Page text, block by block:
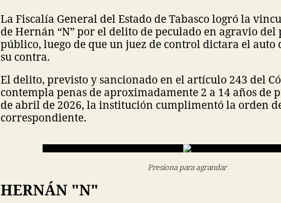
La Fiscalía General del Estado de Tabasco logró la
de Hernán “N” por el delito de peculado en agravio
público, luego de que un juez de control dictara el auto
su contra.
El delito, previsto y sancionado en el artículo 243 del
contempla penas de aproximadamente 2 a 14 años de
de abril de 2026, la institución cumplimentó la orden
correspondiente.
Presiona para agrandar
HERNÁN "N"